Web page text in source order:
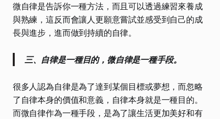
微自律是告訴你一種方法，而且可以透過練習來養成
與熟練，這反而會讓人更願意嘗試並感受到自己的成
長與進步，進而做到持續的自律。
三、自律是一種目的，微自律是一種手段。
很多人認為自律是為了達到某個目標或夢想，而忽略
了自律本身的價值和意義，自律本身就是一種目的。
而微自律作為一種手段，是為了讓生活更加美好和有